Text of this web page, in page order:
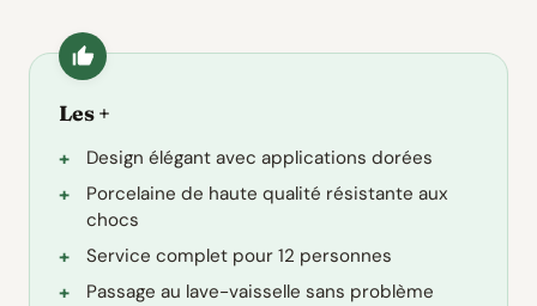
Les +
Design élégant avec applications dorées
Porcelaine de haute qualité résistante aux
chocs
Service complet pour 12 personnes
Passage au lave-vaisselle sans problème